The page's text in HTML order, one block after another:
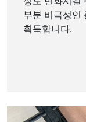
부분 비극성인
획득합니다.